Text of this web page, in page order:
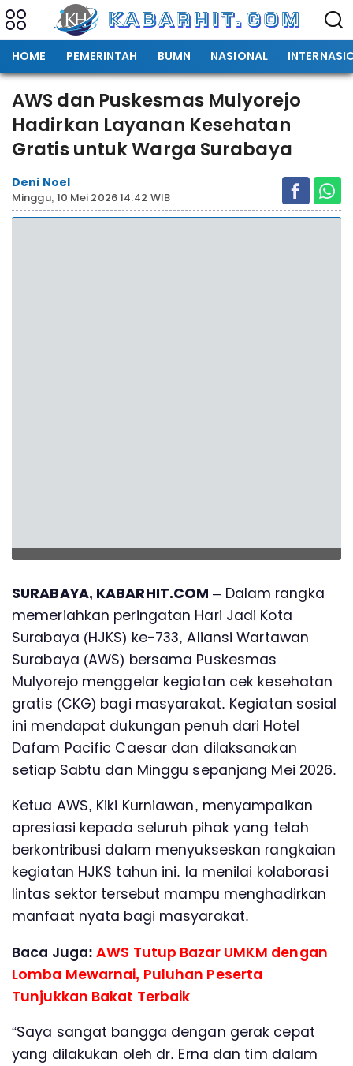
HOME PEMERINTAH BUMN NASIONAL
AWS dan Puskesmas Mulyorejo
Hadirkan Layanan Kesehatan
Gratis untuk Warga Surabaya
Deni Noel
Minggu, 10 Mei 2026 14:42 WIB
SURABAYA, KABARHIT.COM – Dalam rangka
memeriahkan peringatan Hari Jadi Kota
Surabaya (HJKS) ke-733, Aliansi Wartawan
Surabaya (AWS) bersama Puskesmas
Mulyorejo menggelar kegiatan cek kesehatan
gratis (CKG) bagi masyarakat. Kegiatan sosial
ini mendapat dukungan penuh dari Hotel
Dafam Pacific Caesar dan dilaksanakan
setiap Sabtu dan Minggu sepanjang Mei 2026.
Ketua AWS, Kiki Kurniawan, menyampaikan
apresiasi kepada seluruh pihak yang telah
berkontribusi dalam menyukseskan rangkaian
kegiatan HJKS tahun ini. Ia menilai kolaborasi
lintas sektor tersebut mampu menghadirkan
manfaat nyata bagi masyarakat.
Baca Juga:AWS Tutup Bazar UMKM dengan
Lomba Mewarnai, Puluhan Peserta
Tunjukkan Bakat Terbaik
“Saya sangat bangga dengan gerak cepat
yang dilakukan oleh dr. Erna dan tim dalam